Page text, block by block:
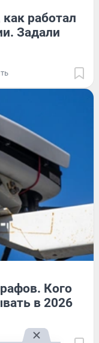
работал
Задали
Кого
в 2026